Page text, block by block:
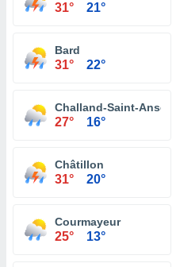
31° 21°
Bard
31° 22°
Challand-Saint-Anselme
27° 16°
Châtillon
31° 20°
Courmayeur
25° 13°